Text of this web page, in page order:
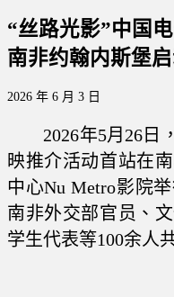
“丝路光影”中国
南非约翰内斯堡
2026 年 6 月 3 日
2026年5月26日，
映推介活动首站在
中心Nu Metro影院
南非外交部官员、
学生代表等100余人